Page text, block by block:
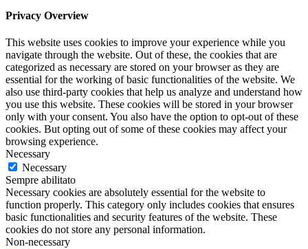
Privacy Overview
This website uses cookies to improve your experience while you
navigate through the website. Out of these, the cookies that are
categorized as necessary are stored on your browser as they are
essential for the working of basic functionalities of the website. We
also use third-party cookies that help us analyze and understand how
you use this website. These cookies will be stored in your browser
only with your consent. You also have the option to opt-out of these
cookies. But opting out of some of these cookies may affect your
browsing experience.
Necessary
Necessary
Sempre abilitato
Necessary cookies are absolutely essential for the website to
function properly. This category only includes cookies that ensures
basic functionalities and security features of the website. These
cookies do not store any personal information.
Non-necessary